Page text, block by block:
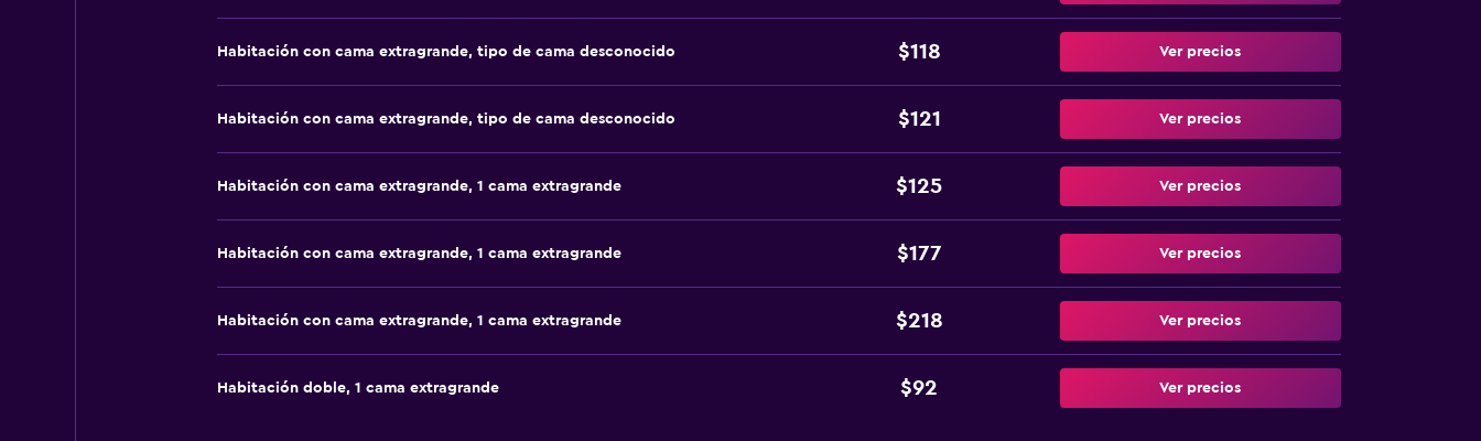
Habitación con cama extragrande, tipo de cama desconocido $118 Ver precios
Habitación con cama extragrande, tipo de cama desconocido $121 Ver precios
Habitación con cama extragrande, 1 cama extragrande $125 Ver precios
Habitación con cama extragrande, 1 cama extragrande $177 Ver precios
Habitación con cama extragrande, 1 cama extragrande $218 Ver precios
Habitación doble, 1 cama extragrande $92 Ver precios